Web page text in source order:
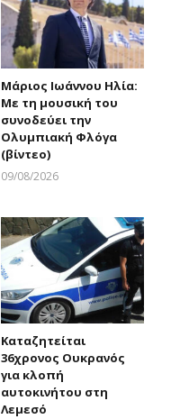
Μάριος Ιωάννου Ηλία:
Με τη μουσική του
συνοδεύει την
Ολυμπιακή Φλόγα
(βίντεο)
09/08/2026
Καταζητείται
36χρονος Ουκρανός
για κλοπή
αυτοκινήτου στη
Λεμεσό